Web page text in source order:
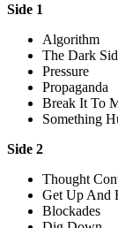
Side 1
Algorithm
The Dark
Pressure
Propaganda
Break It To
Something
Side 2
Thought
Get Up And
Blockades